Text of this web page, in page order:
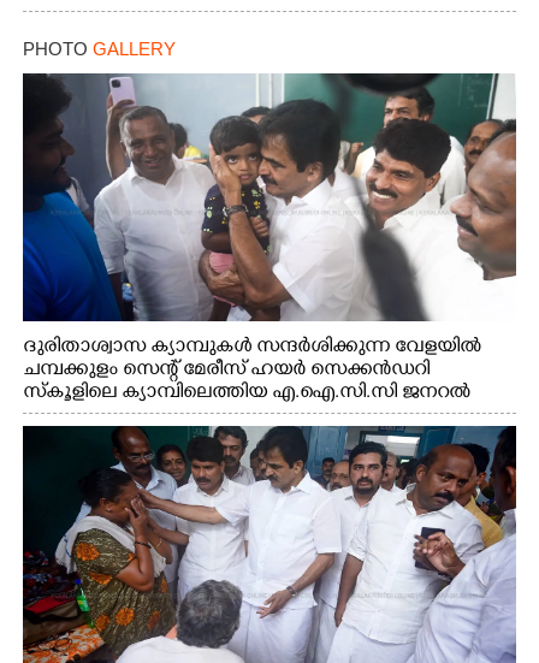
PHOTO GALLERY
ദുരിതാശ്വാസ ക്യാമ്പുകൾ സന്ദർശിക്കുന്ന വേളയിൽ
ചമ്പക്കുളം സെന്റ് മേരീസ് ഹയർ സെക്കൻഡറി
സ്കൂളിലെ ക്യാമ്പിലെത്തിയ എ.ഐ.സി.സി ജനറൽ
സെക്രട്ടറി കെ.സി വേണുഗോപാൽ എം.പി കുരുന്നിനെ
എടുത്ത് ലാളിച്ചപ്പോൾ. സഹകരണ-എക്സൈസ്
വകുപ്പ് മന്ത്രി എം. ലിജു, കൃഷിവകുപ്പ് മന്ത്രി ടി. സിദ്ദിഖ്,
റെജി ചെറിയാൻ എം. എൽ. എ എന്നിവർ സമീപം